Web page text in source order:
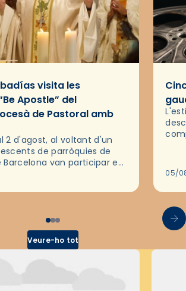
visita les
Apostle” del
de Pastoral amb
2 d'agost, al voltant d'un
de parròquies de
Barcelona van participar en
Apostle, organitzades
05/
Veure-ho tot